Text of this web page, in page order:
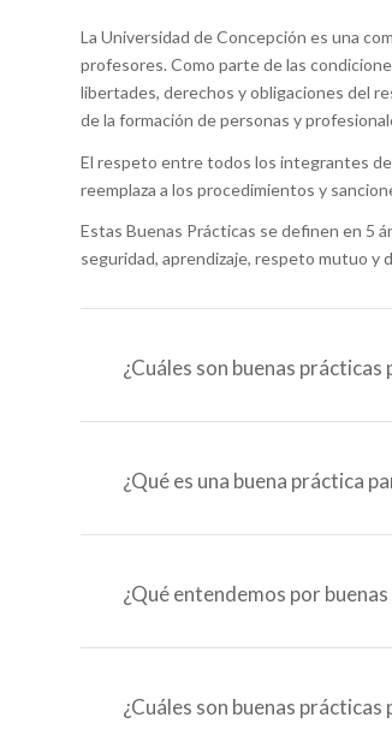
La Universidad de Concepción es una
profesores. Como parte de las
libertades, derechos y obligaciones del
de la formación de personas y
El respeto entre todos los integrantes de
reemplaza a los procedimientos y
Estas Buenas Prácticas se definen en 5
seguridad, aprendizaje, respeto mutuo y
¿Cuáles son buenas prácticas
¿Qué es una buena práctica
¿Qué entendemos por
¿Cuáles son buenas